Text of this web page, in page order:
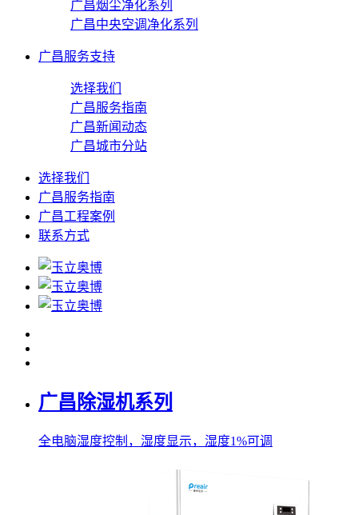
广昌烟尘净化系列
广昌中央空调净化系列
广昌服务支持
选择我们
广昌服务指南
广昌新闻动态
广昌城市分站
选择我们
广昌服务指南
广昌工程案例
联系方式
广昌除湿机系列
全电脑湿度控制，湿度显示，湿度1%可调